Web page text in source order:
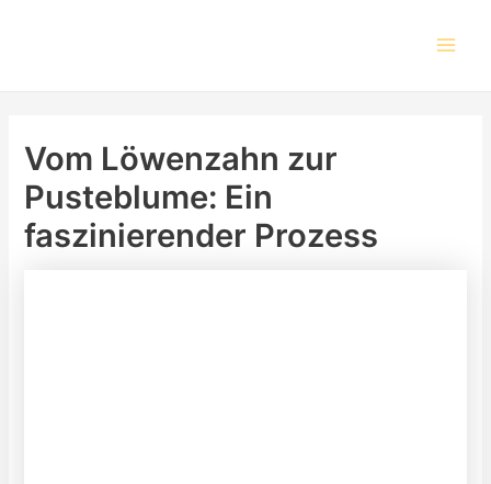
Vom Löwenzahn zur
Pusteblume: Ein
faszinierender Prozess